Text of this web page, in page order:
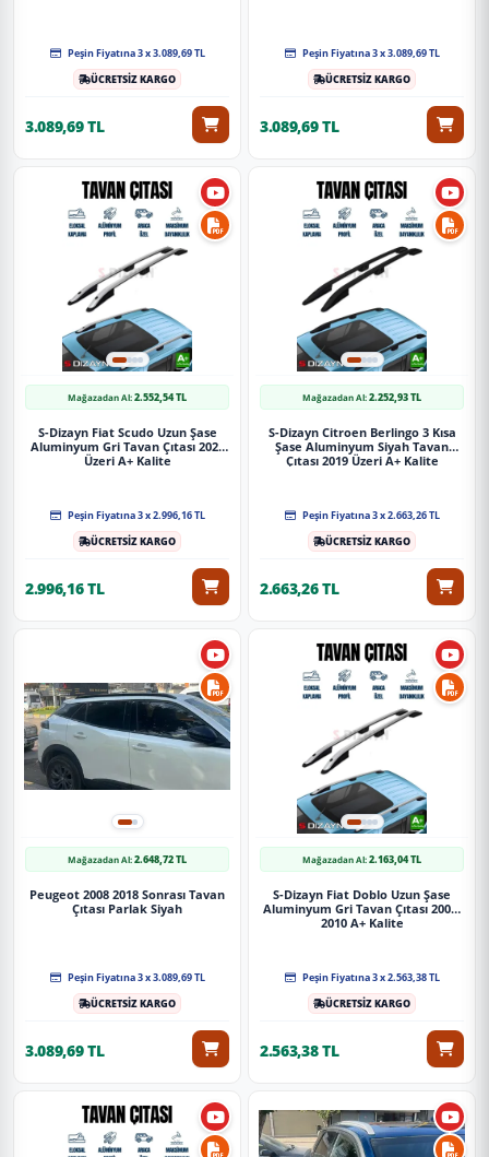
Peşin Fiyatına 3 x 3.089,69 TL
ÜCRETSİZ KARGO
3.089,69 TL
Peşin Fiyatına 3 x 3.089,69 TL
ÜCRETSİZ KARGO
3.089,69 TL
Mağazadan Al:2.552,54 TL
S-Dizayn Fiat Scudo Uzun Şase
Aluminyum Gri Tavan Çıtası 2022
Üzeri A+ Kalite
Peşin Fiyatına 3 x 2.996,16 TL
ÜCRETSİZ KARGO
2.996,16 TL
Mağazadan Al:2.252,93 TL
S-Dizayn Citroen Berlingo 3 Kısa
Şase Aluminyum Siyah Tavan
Çıtası 2019 Üzeri A+ Kalite
Peşin Fiyatına 3 x 2.663,26 TL
ÜCRETSİZ KARGO
2.663,26 TL
Mağazadan Al:2.648,72 TL
Peugeot 2008 2018 Sonrası Tavan
Çıtası Parlak Siyah
Peşin Fiyatına 3 x 3.089,69 TL
ÜCRETSİZ KARGO
3.089,69 TL
Mağazadan Al:2.163,04 TL
S-Dizayn Fiat Doblo Uzun Şase
Aluminyum Gri Tavan Çıtası 2001-
2010 A+ Kalite
Peşin Fiyatına 3 x 2.563,38 TL
ÜCRETSİZ KARGO
2.563,38 TL